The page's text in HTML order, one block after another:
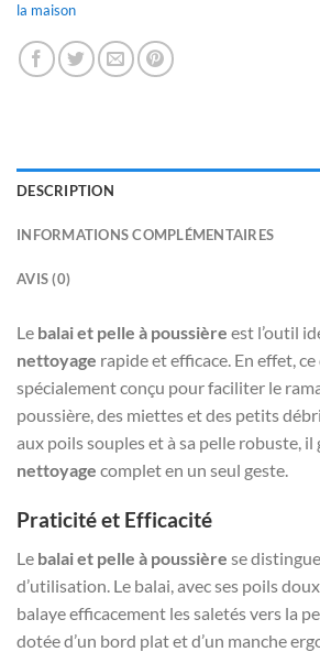
la maison
DESCRIPTION
INFORMATIONS COMPLÉMENTAIRES
AVIS (0)
Le balai et pelle à poussière est l’outil
nettoyage rapide et efficace. En effet,
spécialement conçu pour faciliter le
poussière, des miettes et des petits
aux poils souples et à sa pelle robuste,
nettoyage complet en un seul geste.
Praticité et Efficacité
Le balai et pelle à poussière se
d’utilisation. Le balai, avec ses poils
balaye efficacement les saletés vers la
dotée d’un bord plat et d’un manche